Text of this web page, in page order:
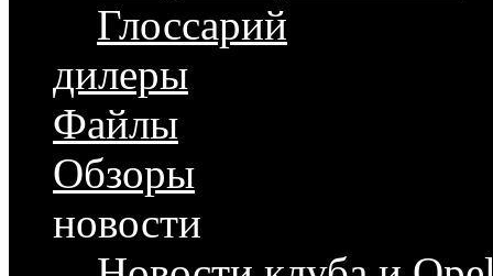
Глоссарий
дилеры
Файлы
Обзоры
новости